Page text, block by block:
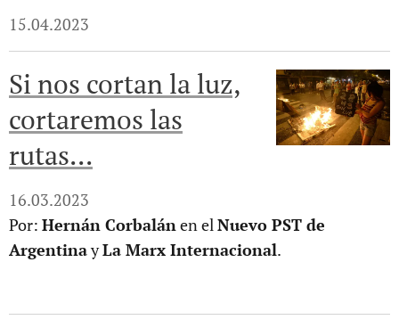
15.04.2023
Si nos cortan la luz,
cortaremos las
rutas...
16.03.2023
Por: Hernán Corbalánen elNuevo PST de
ArgentinayLa Marx Internacional.